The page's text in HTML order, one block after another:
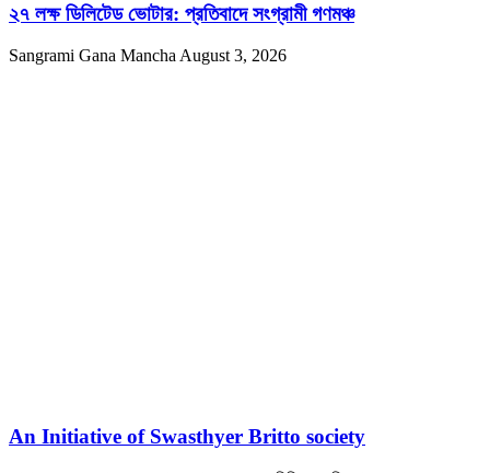
২৭ লক্ষ ডিলিটেড ভোটার: প্রতিবাদে সংগ্রামী গণমঞ্চ
Sangrami Gana Mancha August 3, 2026
An Initiative of Swasthyer Britto society